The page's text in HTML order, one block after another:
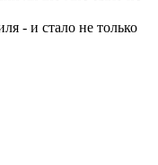
- и стало не только